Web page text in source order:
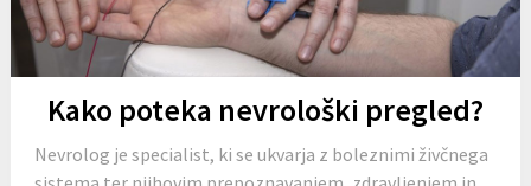
Kako poteka nevrološki pregled?
Nevrolog je specialist, ki se ukvarja z boleznimi živčnega